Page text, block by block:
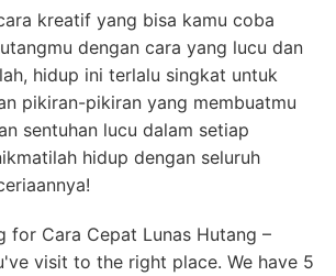
kreatif yang bisa kamu coba
dengan cara yang lucu dan
hidup ini terlalu singkat untuk
pikiran-pikiran yang membuatmu
sentuhan lucu dalam setiap
hidup dengan seluruh
for Cara Cepat Lunas Hutang –
visit to the right place. We have 5